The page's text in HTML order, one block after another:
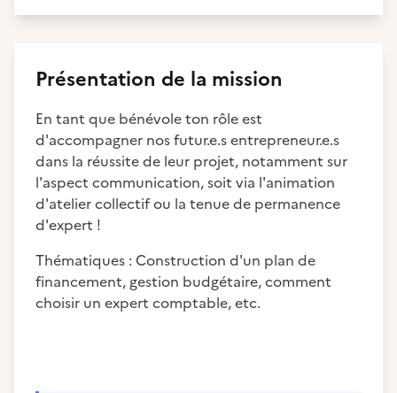
Présentation de la mission
En tant que bénévole ton rôle est
d'accompagner nos futur.e.s entrepreneur.e.s
dans la réussite de leur projet, notamment sur
l'aspect communication, soit via l'animation
d'atelier collectif ou la tenue de permanence
d'expert !
Thématiques : Construction d'un plan de
financement, gestion budgétaire, comment
choisir un expert comptable, etc.